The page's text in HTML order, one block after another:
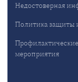
Недостоверная
Политика защиты
мероприятия